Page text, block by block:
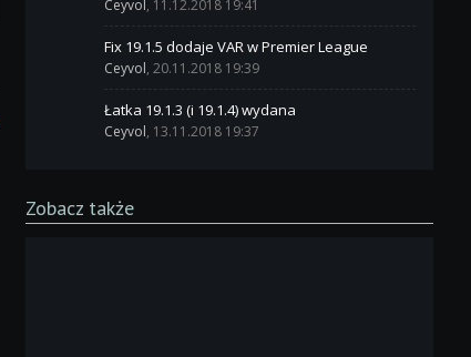
Ceyvol, 11.12.2018 19:41
Fix 19.1.5 dodaje VAR w Premier League
Ceyvol, 20.11.2018 19:39
Łatka 19.1.3 (i 19.1.4) wydana
Ceyvol, 13.11.2018 19:37
Zobacz także